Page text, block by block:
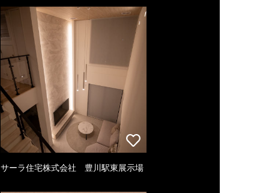
サーラ住宅株式会社 豊川駅東展示場